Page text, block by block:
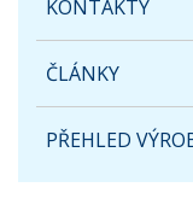
KONTAKTY
ČLÁNKY
PŘEHLED